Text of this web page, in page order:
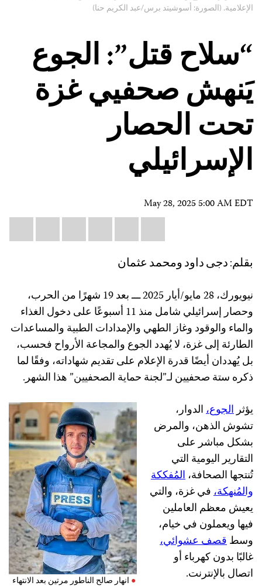
الإعلامية. (الصورة: أسوشيتد برس/عبد الكريم حنا)
“سلاح قتل”: الجوع
يَنهش صحفيي غزة
تحت الحصار
الإسرائيلي
May 28, 2025 5:00 AM EDT
بقلم: دجى داود ومحمد عثمان
نيويورك، 28 مايو/أيار 2025 ـــ بعد 19 شهرًا من الحرب،
وحصار إسرائيلي شامل منذ 11 أسبوعًا على دخول الغذاء
والماء والوقود وغاز الطهي والإمدادات الطبية والمساعدات
الطارئة إلى غزة، لا يُهدد الجوع والمجاعة الأرواح فحسب،
بل يُهددان أيضًا قدرة الإعلام على تقديم شهاداته، وفقًا لما
ذكره ستة صحفيين لـ”لجنة حماية الصحفيين” هذا الشهر.
انهار صالح الناطور مرتين بعد الانتهاء
يؤثرالجوع،الدوار،
تشوش الذهن، والمرض
بشكل مباشر على
التقارير اليومية التي
تُنتجها الصحافة، المفككة
والمنهكة،في غزة، والتي
يعيش معظم العاملين
فيها ويعملون في خيام،
وسطقصفعشوائي،
غالبًا بدون كهرباء أو
اتصال بالإنترنت.